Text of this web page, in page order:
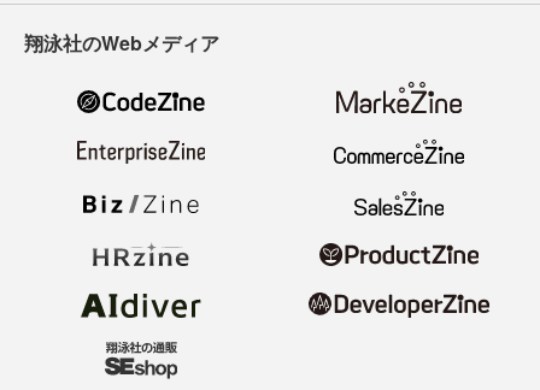
翔泳社のWebメディア